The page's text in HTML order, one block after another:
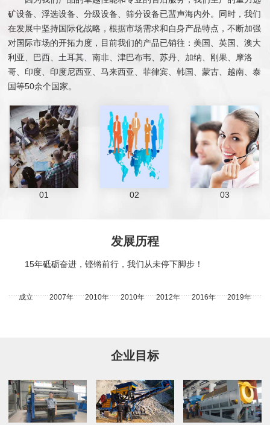
矿设备、浮选设备、分级设备、筛分设备已蜚声海内外。同时，我们
在发展中坚持国际化战略，根据市场需求和自身产品特点，不断加强
对国际市场的开拓力度，目前我们的产品已销往：美国、英国、澳大
利亚、巴西、土耳其、南非、津巴布韦、苏丹、加纳、刚果、摩洛
哥、印度、印度尼西亚、马来西亚、菲律宾、韩国、蒙古、越南、泰
国等50余个国家。
01 02 03
发展历程
15年砥砺奋进，铿锵前行，我们从未停下脚步！
成立 2007年 2010年 2010年 2012年 2016年 2019年
企业目标